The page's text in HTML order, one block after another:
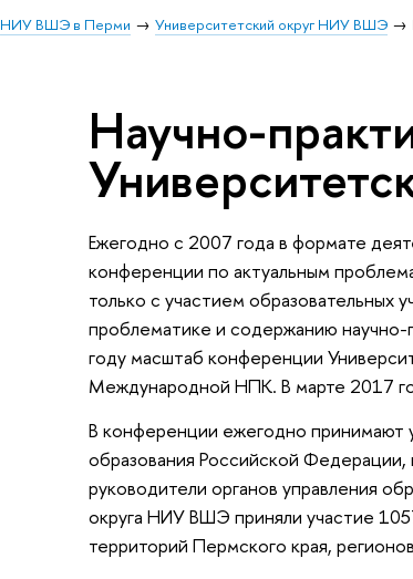
НИУ ВШЭ в Перми Университетский округ НИУ ВШЭ
Научно-
Ежегодно c 2007 года в формате
конференции по актуальным
только с участием
проблематике и содержанию
году масштаб конференции
Международной НПК. В марте 2017
В конференции ежегодно принимают
образования Российской
руководители органов управления
округа НИУ ВШЭ приняли участие
территорий Пермского края,